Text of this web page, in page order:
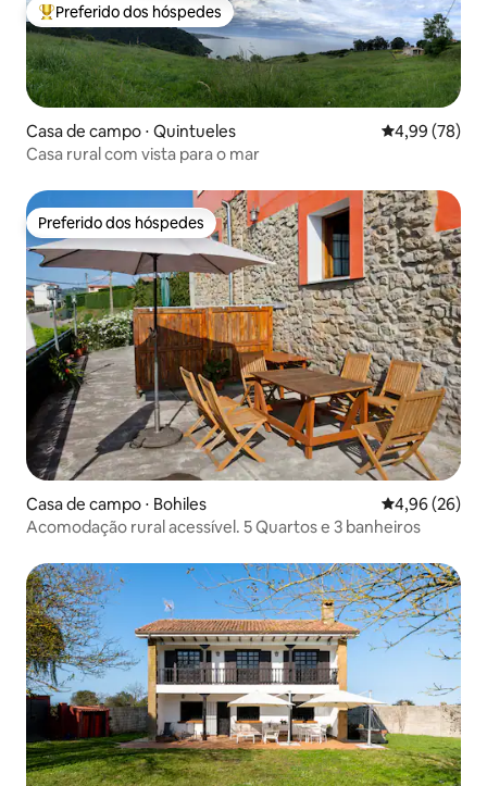
Entre os melhores preferidos dos hóspedes
Preferido dos hóspedes
Casa de campo ⋅ Quintueles 4,99 de uma
4,99 (78)
Casa rural com vista para o mar
Preferido dos hóspedes
Preferido dos hóspedes
Casa de campo ⋅ Bohiles 4,96 de uma
4,96 (26)
Acomodação rural acessível. 5 Quartos e 3 banheiros